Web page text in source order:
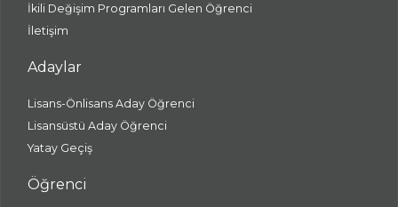
İkili Değişim Programları Gelen Öğrenci
İletişim
Adaylar
Lisans-Önlisans Aday Öğrenci
Lisansüstü Aday Öğrenci
Yatay Geçiş
Öğrenci